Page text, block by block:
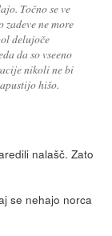
Točno se ve
zadeve ne more
delujoče
da so vseeno
nikoli ne bi
hišo.
nalašč. Zato
se nehajo norca